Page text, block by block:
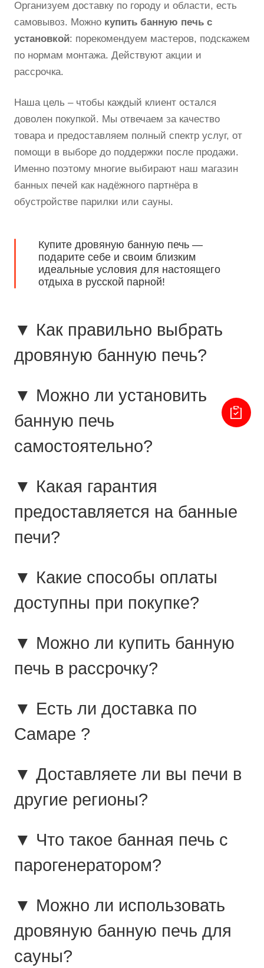
Организуем доставку по городу и области, есть
самовывоз. Можно купить банную печь с
установкой: порекомендуем мастеров, подскажем
по нормам монтажа. Действуют акции и
рассрочка.
Наша цель – чтобы каждый клиент остался
доволен покупкой. Мы отвечаем за качество
товара и предоставляем полный спектр услуг, от
помощи в выборе до поддержки после продажи.
Именно поэтому многие выбирают наш магазин
банных печей как надёжного партнёра в
обустройстве парилки или сауны.
Купите дровяную банную печь —
подарите себе и своим близким
идеальные условия для настоящего
отдыха в русской парной!
▼ Как правильно выбрать
дровяную банную печь?
▼ Можно ли установить
банную печь
самостоятельно?
▼ Какая гарантия
предоставляется на банные
печи?
▼ Какие способы оплаты
доступны при покупке?
▼ Можно ли купить банную
печь в рассрочку?
▼ Есть ли доставка по
Самаре ?
▼ Доставляете ли вы печи в
другие регионы?
▼ Что такое банная печь с
парогенератором?
▼ Можно ли использовать
дровяную банную печь для
сауны?